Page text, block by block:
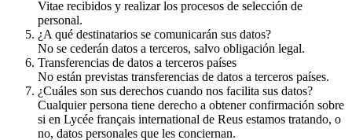
Vitae recibidos y realizar los procesos de selección de
personal.
¿A qué destinatarios se comunicarán sus datos?
No se cederán datos a terceros, salvo obligación legal.
Transferencias de datos a terceros países
No están previstas transferencias de datos a terceros países.
¿Cuáles son sus derechos cuando nos facilita sus datos?
Cualquier persona tiene derecho a obtener confirmación sobre
si en Lycée français international de Reus estamos tratando, o
no, datos personales que les conciernan.